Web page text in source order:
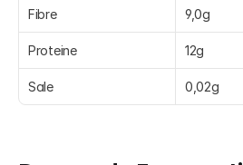
Fibre 9,0g
Proteine 12g
Sale 0,02g